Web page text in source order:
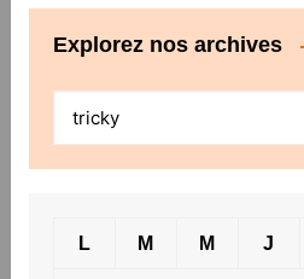
Explorez nos archives
L M M J